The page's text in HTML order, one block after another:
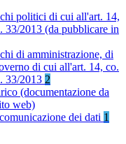
politici di cui all'art. 14,
33/2013 (da pubblicare in
di amministrazione, di
di cui all'art. 14, co.
33/2013 2
(documentazione da
web)
dei dati 1